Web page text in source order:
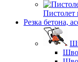
Пистолет
Резка бетона,